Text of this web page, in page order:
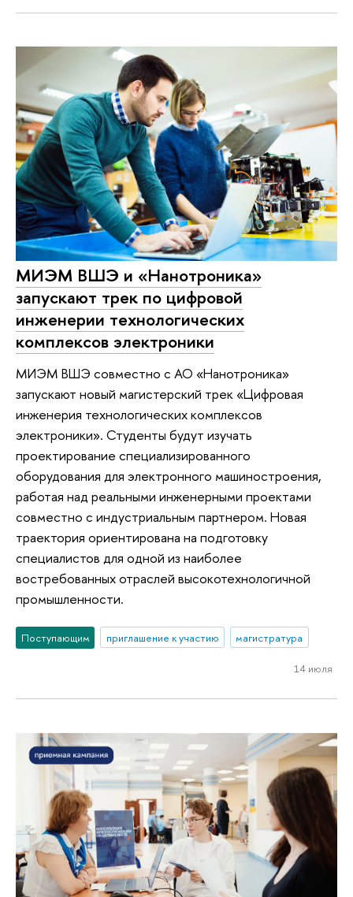
МИЭМ ВШЭ и «Нанотроника»
запускают трек по цифровой
инженерии технологических
комплексов электроники
МИЭМ ВШЭ совместно с АО «Нанотроника»
запускают новый магистерский трек «Цифровая
инженерия технологических комплексов
электроники». Студенты будут изучать
проектирование специализированного
оборудования для электронного машиностроения,
работая над реальными инженерными проектами
совместно с индустриальным партнером. Новая
траектория ориентирована на подготовку
специалистов для одной из наиболее
востребованных отраслей высокотехнологичной
промышленности.
Поступающим приглашение к участию магистратура
14 июля